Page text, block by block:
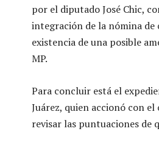
por el diputado José Chic,
integración de la nómina
existencia de una posible
MP.
Para concluir está el
Juárez, quien accionó con
revisar las puntuaciones de